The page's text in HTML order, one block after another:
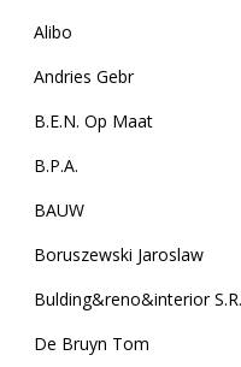
Alibo
Andries Gebr
B.E.N. Op Maat
B.P.A.
BAUW
Boruszewski Jaroslaw
Bulding&reno&interior
De Bruyn Tom